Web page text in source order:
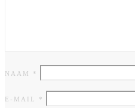
NAAM *
E-MAIL *